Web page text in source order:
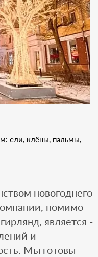
ели, клёны, пальмы,
новогоднего
помимо
является -
и
Мы готовы